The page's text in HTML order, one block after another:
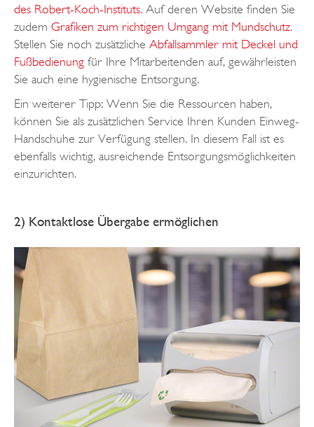
des Robert-Koch-Instituts. Auf deren Website finden Sie
zudem Grafiken zum richtigen Umgang mit Mundschutz.
Stellen Sie noch zusätzliche Abfallsammler mit Deckel und
Fußbedienung für Ihre Mitarbeitenden auf, gewährleisten
Sie auch eine hygienische Entsorgung.
Ein weiterer Tipp: Wenn Sie die Ressourcen haben,
können Sie als zusätzlichen Service Ihren Kunden Einweg-
Handschuhe zur Verfügung stellen. In diesem Fall ist es
ebenfalls wichtig, ausreichende Entsorgungsmöglichkeiten
einzurichten.
2) Kontaktlose Übergabe ermöglichen